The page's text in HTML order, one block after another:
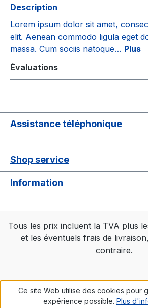
Description
Lorem ipsum dolor sit amet,
elit. Aenean commodo ligula eget
massa. Cum sociis natoque… Plus
Évaluations
Assistance téléphonique
Shop service
Information
Tous les prix incluent la TVA plus
et les éventuels frais de
contraire.
Ce site Web utilise des cookies pour
expérience possible. Plus